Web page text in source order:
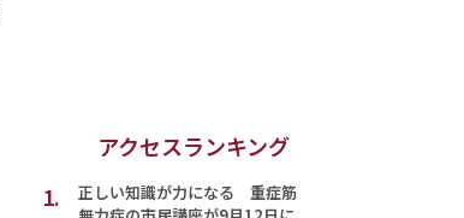
アクセスランキング
1.
正しい知識が力になる 重症筋